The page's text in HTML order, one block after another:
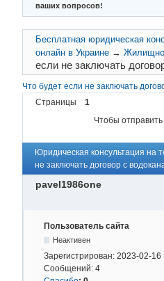
ваших вопросов!
Что будет если не заключать
Страницы
1
Чтобы
Юридическая консультация на
не заключать договор с
pavel1986one
Пользователь сайта
Неактивен
Зарегистрирован: 2023-02-16
Сообщений: 4
Бесплатная юридическая
онлайн в Украине →
если не заключать